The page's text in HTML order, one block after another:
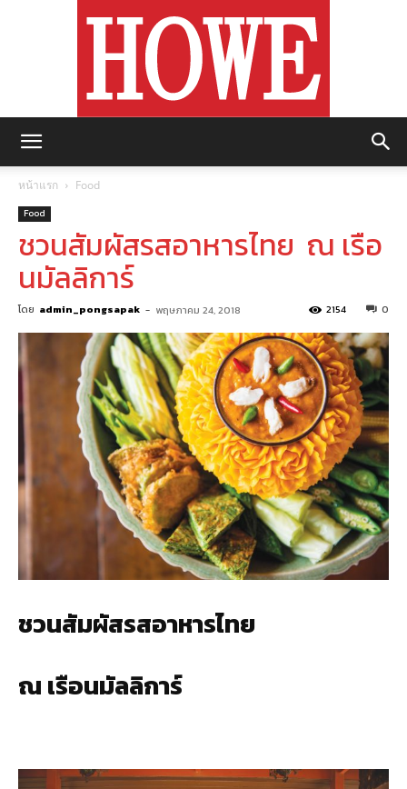
หน้าแรก Food
Food
ชวนสัมผัสรสอาหารไทย ณ เรือ
นมัลลิการ์
โดย admin_pongsapak - พฤษภาคม 24, 2018 0
2154
ชวนสัมผัสรสอาหารไทย
ณ เรือนมัลลิการ์